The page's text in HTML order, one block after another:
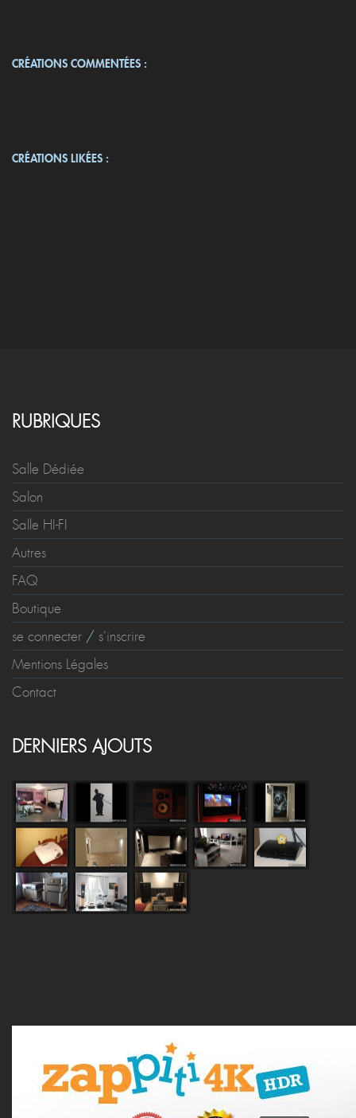
CRÉATIONS COMMENTÉES :
CRÉATIONS LIKÉES :
RUBRIQUES
Salle Dédiée
Salon
Salle HI-FI
Autres
FAQ
Boutique
se connecter / s'inscrire
Mentions Légales
Contact
DERNIERS AJOUTS